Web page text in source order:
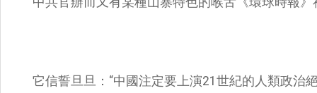
它信誓旦旦：“中國注定要上演21世紀的人類政治